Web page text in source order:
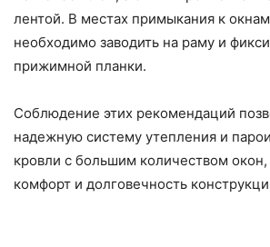
лентой. В местах примыкания к
необходимо заводить на раму и
прижимной планки.
Соблюдение этих рекомендаций
надежную систему утепления и
кровли с большим количеством
комфорт и долговечность